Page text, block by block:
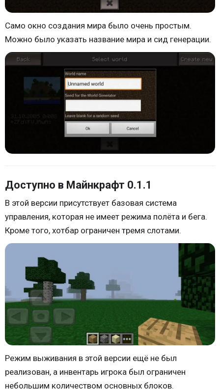
Само окно создания мира было очень простым.
Можно было указать название мира и сид генерации.
Доступно в Майнкрафт 0.1.1
В этой версии присутствует базовая система
управления, которая не имеет режима полёта и бега.
Кроме того, хотбар ограничен тремя слотами.
Режим выживания в этой версии ещё не был
реализован, а инвентарь игрока был ограничен
небольшим количеством основных блоков.